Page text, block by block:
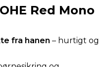
Red Mono
fra hanen – hurtigt og